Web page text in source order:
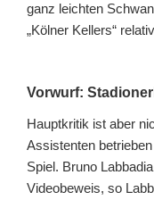
ganz leichten
„Kölner Kellers“
Vorwurf:
Hauptkritik ist aber
Assistenten
Spiel. Bruno Labbadia
Videobeweis, so